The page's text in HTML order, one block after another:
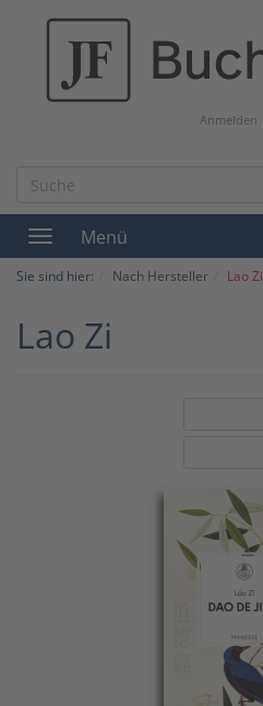
Anmelden
Toggle
navigation
Menü
Sie sind hier: Nach Hersteller Lao Zi
Lao Zi